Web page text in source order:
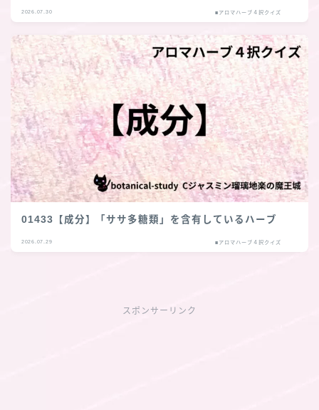
2026.07.30 ■アロマハーブ４択クイズ
01433【成分】「ササ多糖類」を含有しているハーブ
2026.07.29 ■アロマハーブ４択クイズ
スポンサーリンク